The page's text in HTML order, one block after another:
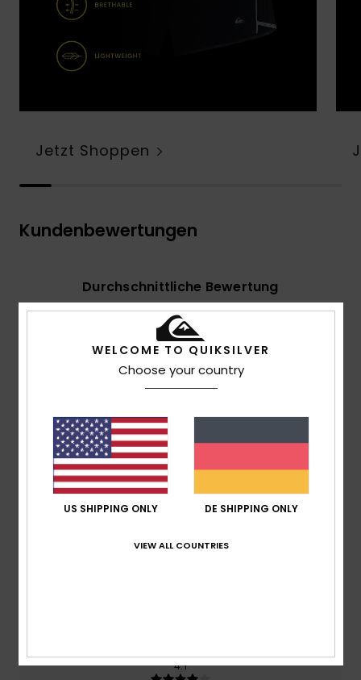
Jetzt Shoppen
Kundenbewertungen
Durchschnittliche Bewertung
3.9
Komfort
4.1
WELCOME TO QUIKSILVER
Choose your country
US SHIPPING ONLY DE SHIPPING ONLY
VIEW ALL COUNTRIES